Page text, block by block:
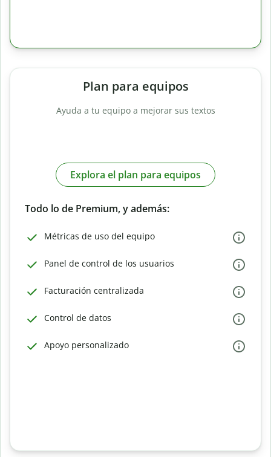
Plan para equipos
Ayuda a tu equipo a mejorar sus textos
Explora el plan para equipos
Todo lo de Premium, y además:
Métricas de uso del equipo
Panel de control de los usuarios
Facturación centralizada
Control de datos
Apoyo personalizado